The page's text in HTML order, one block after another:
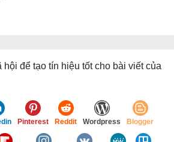
để tạo tín hiệu tốt cho bài viết của
Pinterest Reddit Wordpress Blogger